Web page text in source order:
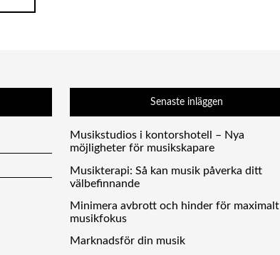
Senaste inläggen
Musikstudios i kontorshotell – Nya
möjligheter för musikskapare
Musikterapi: Så kan musik påverka ditt
välbefinnande
Minimera avbrott och hinder för maximalt
musikfokus
Marknadsför din musik